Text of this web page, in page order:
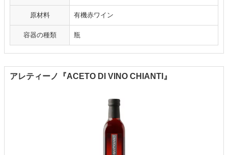
原材料 有機赤ワイン
容器の種類 瓶
アレティーノ『ACETO DI VINO CHIANTI』